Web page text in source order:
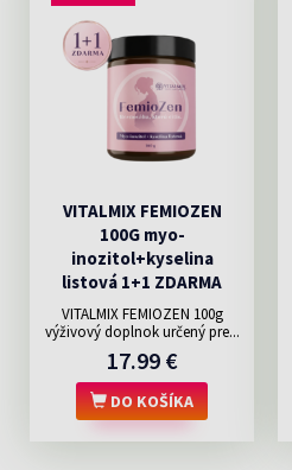
VITALMIX FEMIOZEN
100G myo-
inozitol+kyselina
listová 1+1 ZDARMA
VITALMIX FEMIOZEN 100g
výživový doplnok určený pre...
17.99 €
DO KOŠÍKA